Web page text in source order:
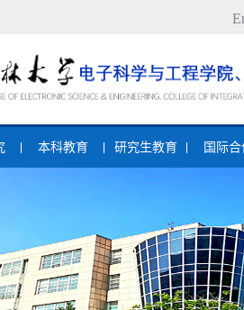
本科教育 研究生教育 国际合